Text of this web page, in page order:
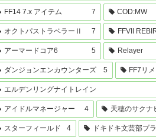
FF14 7.x アイテム 7 COD:MW
オクトパストラベラーⅡ 7 FFVII
アーマードコア6 5 Relayer
ダンジョンエンカウンターズ 5 FF7リ
エルデンリングナイトレイン
アイドルマネージャー 4 天穂のサクナ
スターフィールド 4 ドキドキ文芸部プラ